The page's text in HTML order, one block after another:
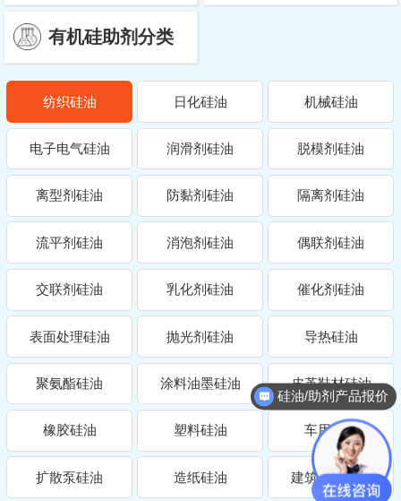
纺织硅油 日化硅油 机械硅油
电子电气硅油 润滑剂硅油 脱模剂硅油
离型剂硅油 防黏剂硅油 隔离剂硅油
流平剂硅油 消泡剂硅油 偶联剂硅油
交联剂硅油 乳化剂硅油 催化剂硅油
表面处理硅油 抛光剂硅油 导热硅油
聚氨酯硅油 涂料油墨硅油 皮革鞋材硅油
橡胶硅油 塑料硅油 车用硅油
扩散泵硅油 造纸硅油 建筑材料硅油
有机硅助剂分类
硅油/助剂产品报价